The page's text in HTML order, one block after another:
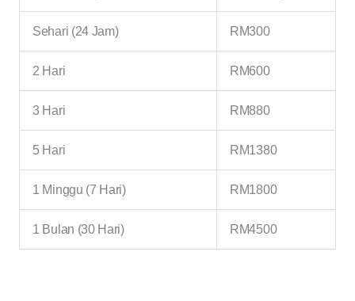
Sehari (24 Jam) RM300
2 Hari RM600
3 Hari RM880
5 Hari RM1380
1 Minggu (7 Hari) RM1800
1 Bulan (30 Hari) RM4500